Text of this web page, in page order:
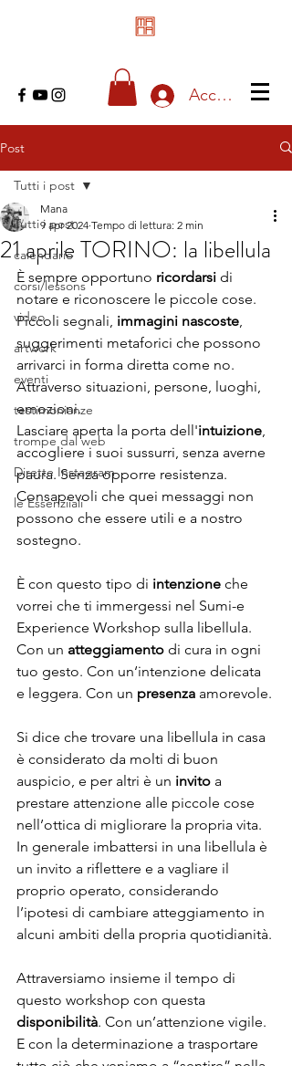
Accedi
Post
Tutti i post
calendario
corsi/lessons
video
artwork
eventi
testimonianze
trompe dal web
Dirette Instagram
le Essenziiali
Tutti i post
21 aprile TORINO: la libellula
Mana
9 apr 2024 Tempo di lettura: 2 min
È sempre opportuno ricordarsi di
notare e riconoscere le piccole cose.
Piccoli segnali, immagini nascoste
suggerimenti metaforici che possono
arrivarci in forma diretta come no.
Attraverso situazioni, persone, luoghi,
emozioni.
Lasciare aperta la porta dell'intuizione
accogliere i suoi sussurri, senza averne
paura. Senza opporre resistenza.
Consapevoli che quei messaggi non
possono che essere utili e a nostro
sostegno.
È con questo tipo di intenzione che
vorrei che ti immergessi nel Sumi-e
Experience Workshop sulla libellula.
Con un atteggiamento di cura in ogni
tuo gesto. Con un‘intenzione delicata
e leggera. Con un presenza amorevole.
Si dice che trovare una libellula in casa
è considerato da molti di buon
auspicio, e per altri è un invito a
prestare attenzione alle piccole cose
nell’ottica di migliorare la propria vita.
In generale imbattersi in una libellula è
un invito a riflettere e a vagliare il
proprio operato, considerando
l’ipotesi di cambiare atteggiamento in
alcuni ambiti della propria quotidianità.
Attraversiamo insieme il tempo di
questo workshop con questa
disponibilità. Con un’attenzione vigile.
E con la determinazione a trasportare